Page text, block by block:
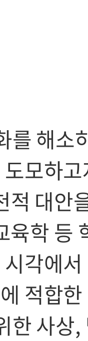
를 해소
모하
적 대안
육학 등
각에
적합
한 사상